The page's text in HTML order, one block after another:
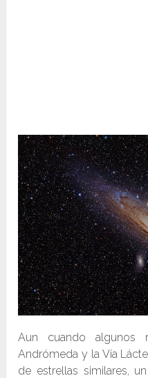
Aun cuando algunos
Andrómeda y la Vía
de estrellas similares,